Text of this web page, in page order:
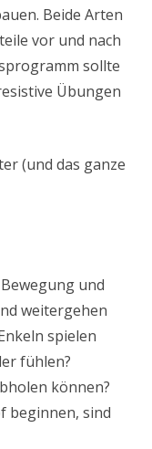
Beide Arten
vor und nach
sollte
Übungen
(und das ganze
und
weitergehen
spielen
fühlen?
können?
beginnen, sind